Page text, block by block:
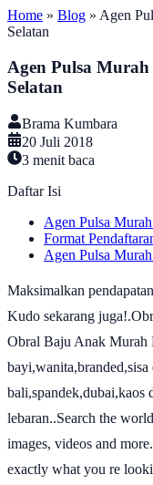
Home » Blog » Agen
Selatan
Agen Pulsa
Selatan
Brama Kumbara
20 Juli 2018
3 menit baca
Daftar Isi
Agen Pulsa
Format
Agen Pulsa
Maksimalkan
Kudo sekarang
Obral Baju Anak Murah
bayi,wanita,branded,sisa
bali,spandek,dubai,kaos
lebaran..Search the
images, videos and
exactly what you re